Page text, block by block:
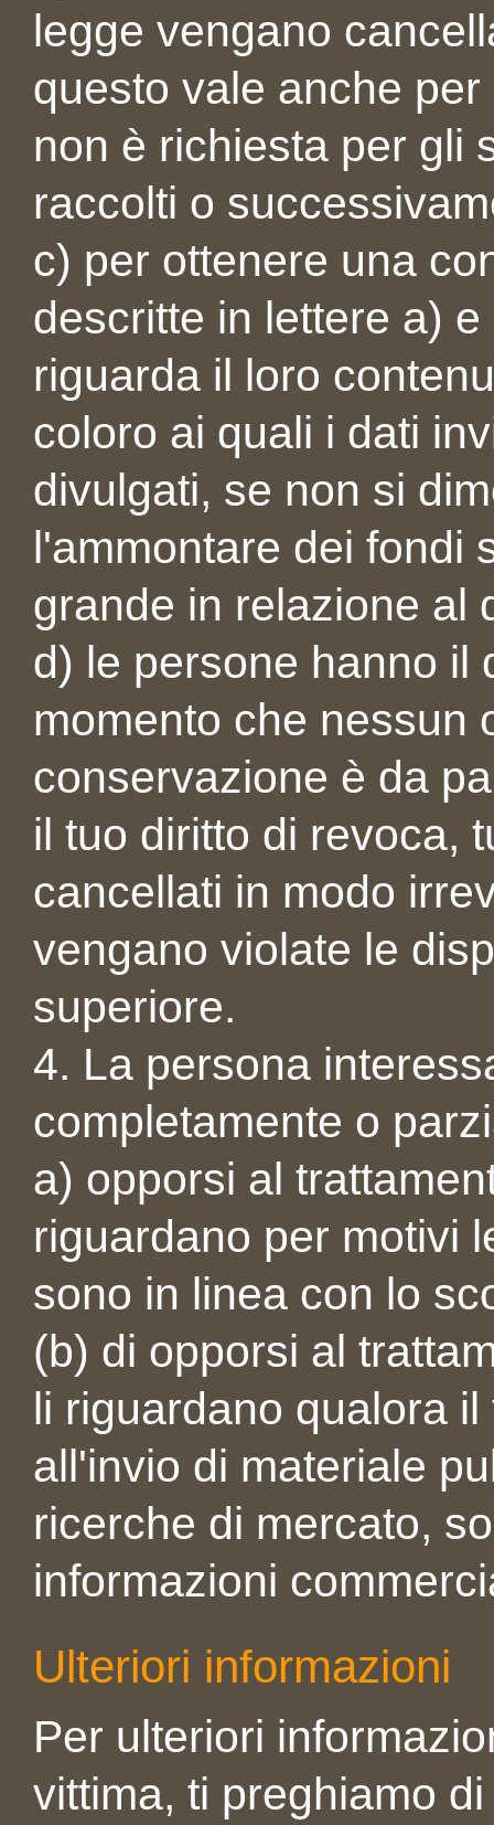
legge vengano
questo vale anche
non è richiesta per gli
raccolti o
c) per ottenere una
descritte in lettere a)
riguarda il loro
coloro ai quali i dati
divulgati, se non si
l'ammontare dei fondi
grande in relazione al
d) le persone hanno il
momento che nessun
conservazione è da
il ​​tuo diritto di revoca,
cancellati in modo
vengano violate le
superiore.
4. La persona
completamente o
a) opporsi al
riguardano per motivi
sono in linea con lo
(b) di opporsi al
li riguardano qualora
all'invio di materiale
ricerche di mercato,
informazioni
Ulteriori informazioni
Per ulteriori
vittima, ti preghiamo